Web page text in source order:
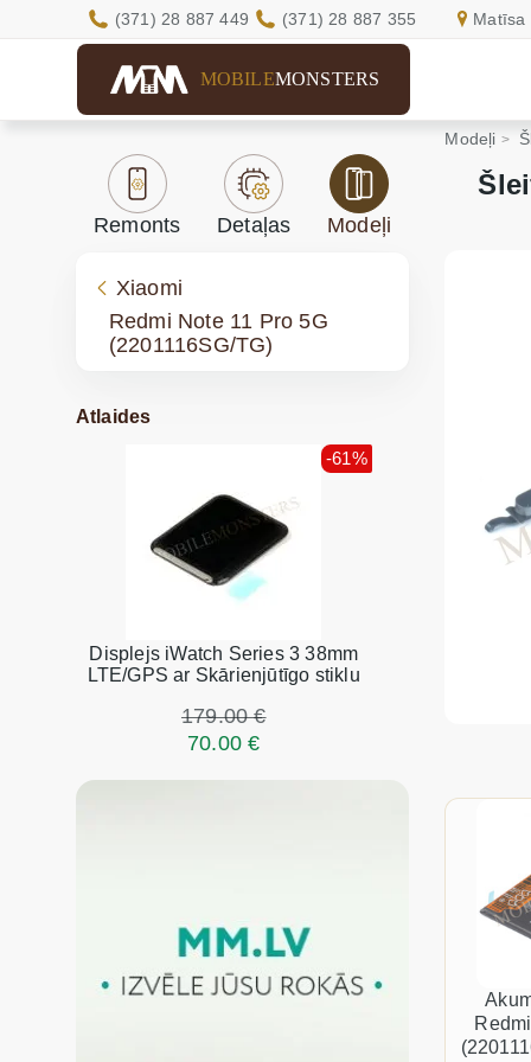
(371) 28 887 449 (371) 28 887 355 Matīsa
MOBILEMONSTERS
Remonts Detaļas Modeļi
Xiaomi
Redmi Note 11 Pro 5G
(2201116SG/TG)
Atlaides
Displejs iWatch Series 3 38mm
LTE/GPS ar Skārienjūtīgo stiklu
-61%
179.00 €
70.00 €
Modeļi